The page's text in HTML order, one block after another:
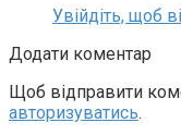
Увійдіть, щоб
Додати коментар
Щоб відправити
авторизуватись.